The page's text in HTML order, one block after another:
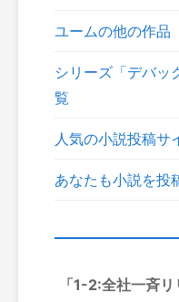
ユームの他の作品
シリーズ「デバッ
覧
人気の小説投稿サ
あなたも小説を投
「1-2:全社一斉